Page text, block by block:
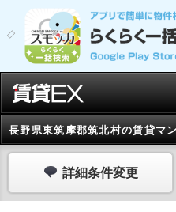
長野県東筑摩郡筑北村の賃貸マ
詳細条件変更